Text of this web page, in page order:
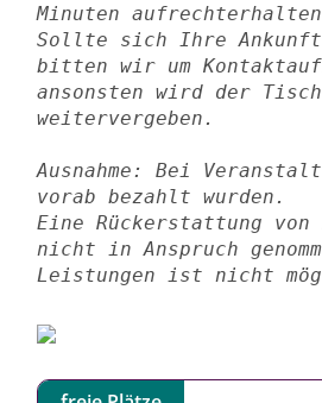
Minuten
Sollte sich Ihre
bitten wir um
ansonsten wird der
weitervergeben.
Ausnahme: Bei
vorab bezahlt wurden.
Eine Rückerstattung
nicht in Anspruch
Leistungen ist nicht